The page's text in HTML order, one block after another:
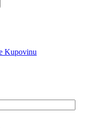
Kupovinu